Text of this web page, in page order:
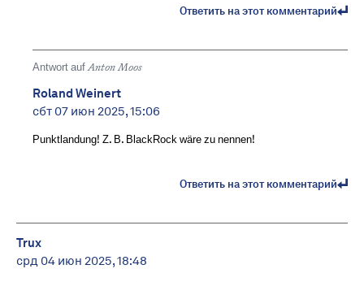
Ответить на этот комментарий
Antwort aufAnton Moos
Roland Weinert
сбт 07 июн 2025, 15:06
Punktlandung! Z. B. BlackRock wäre zu nennen!
Ответить на этот комментарий
Trux
срд 04 июн 2025, 18:48